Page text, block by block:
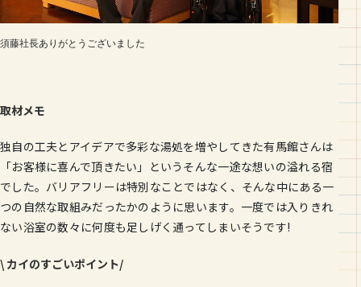
須藤社長ありがとうございました
取材メモ
独自の工夫とアイデアで多彩な湯処を増やしてきた有馬館さんは
「お客様に喜んで頂きたい」というそんな一途な想いの溢れる宿
でした。バリアフリーは特別なことではなく、そんな中にある一
つの自然な取組みだったかのように思います。一度では入りきれ
ない浴室の数々に何度も足しげく通ってしまいそうです!
\ カイのすごいポイント/